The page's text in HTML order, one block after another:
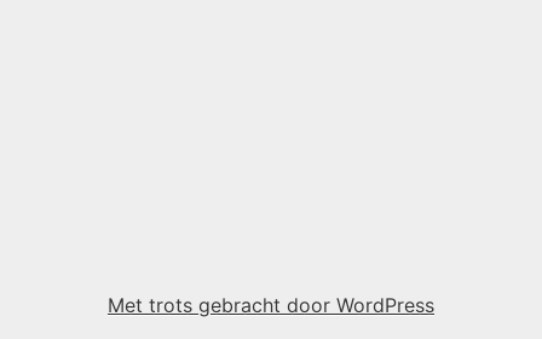
Met trots gebracht door WordPress